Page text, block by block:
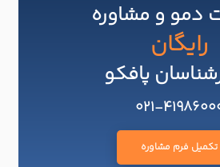
دمو و مشاوره
رایگان
پافکو
021-
تکمیل فرم مشاوره